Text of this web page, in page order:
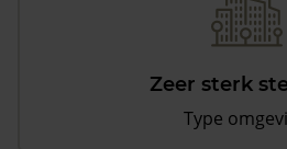
Zeer sterk
Type